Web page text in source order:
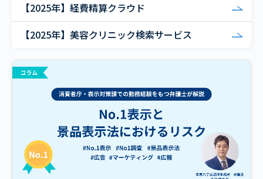
【2025年】経費精算クラウド
【2025年】美容クリニック検索サービス